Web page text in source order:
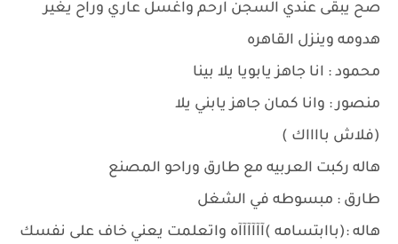
صح يبقى عندي السجن ارحم واغسل عاري وراح يغير
هدومه وينزل القاهره
محمود : انا جاهز يابويا يلا بينا
منصور : وانا كمان جاهز يابني يلا
(فلاش بااااك )
هاله ركبت العربيه مع طارق وراحو المصنع
طارق : مبسوطه في الشغل
هاله :(باابتسامه )آآآآآآه واتعلمت يعني خاف على نفسك